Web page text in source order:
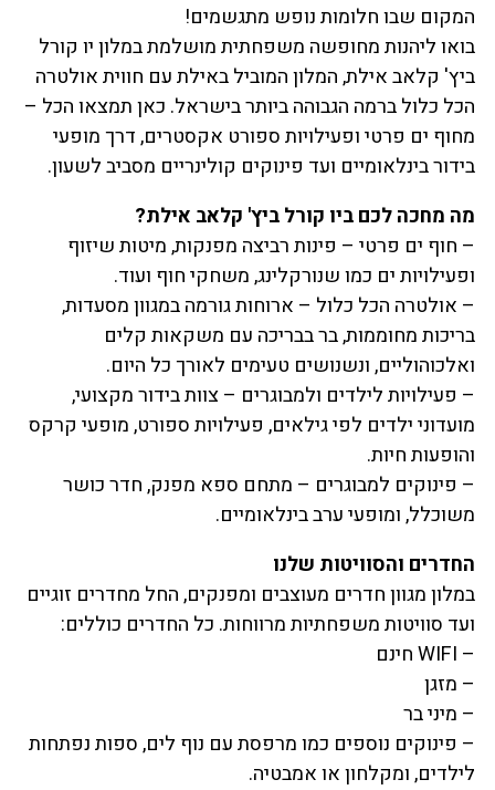
המקום שבו חלומות נופש מתגשמים!
בואו ליהנות מחופשה משפחתית מושלמת במלון יו קורל
ביץ' קלאב אילת, המלון המוביל באילת עם חווית אולטרה
הכל כלול ברמה הגבוהה ביותר בישראל. כאן תמצאו הכל –
מחוף ים פרטי ופעילויות ספורט אקסטרים, דרך מופעי
בידור בינלאומיים ועד פינוקים קולינריים מסביב לשעון.
מה מחכה לכם ביו קורל ביץ' קלאב אילת?
– חוף ים פרטי – פינות רביצה מפנקות, מיטות שיזוף
ופעילויות ים כמו שנורקלינג, משחקי חוף ועוד.
– אולטרה הכל כלול – ארוחות גורמה במגוון מסעדות,
בריכות מחוממות, בר בבריכה עם משקאות קלים
ואלכוהוליים, ונשנושים טעימים לאורך כל היום.
– פעילויות לילדים ולמבוגרים – צוות בידור מקצועי,
מועדוני ילדים לפי גילאים, פעילויות ספורט, מופעי קרקס
והופעות חיות.
– פינוקים למבוגרים – מתחם ספא מפנק, חדר כושר
משוכלל, ומופעי ערב בינלאומיים.
החדרים והסוויטות שלנו
במלון מגוון חדרים מעוצבים ומפנקים, החל מחדרים זוגיים
ועד סוויטות משפחתיות מרווחות. כל החדרים כוללים:
– WIFI חינם
– מזגן
– מיני בר
– פינוקים נוספים כמו מרפסת עם נוף לים, ספות נפתחות
לילדים, ומקלחון או אמבטיה.